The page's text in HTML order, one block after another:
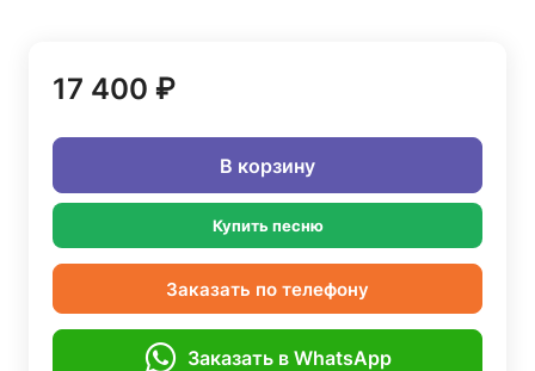
17 400 ₽
В корзину
Купить песню
Заказать по телефону
Заказать в WhatsApp